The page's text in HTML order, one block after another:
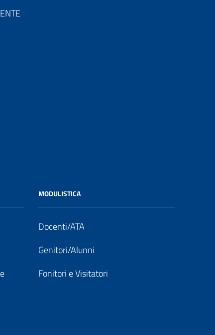
MODULISTICA
Docenti/ATA
Genitori/Alunni
Fonitori e Visitatori